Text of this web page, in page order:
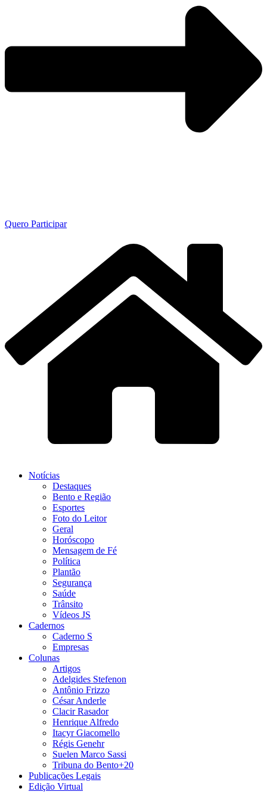
Quero Participar
Notícias
Destaques
Bento e Região
Esportes
Foto do Leitor
Geral
Horóscopo
Mensagem de Fé
Política
Plantão
Segurança
Saúde
Trânsito
Vídeos JS
Cadernos
Caderno S
Empresas
Colunas
Artigos
Adelgides Stefenon
Antônio Frizzo
César Anderle
Clacir Rasador
Henrique Alfredo
Itacyr Giacomello
Régis Genehr
Suelen Marco Sassi
Tribuna do Bento+20
Publicações Legais
Edição Virtual